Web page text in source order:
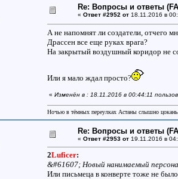
Re: Вопросы и ответы
« Ответ #2952 от18.11.2016 в
А не напомнят ли создатели, отчего
Драссен все еще руках врага?
На закрытый воздушный коридор не
Или я мало ждал просто?
« Изменён в : 18.11.2016 в 00:44:11
Ночью в тёмных переулках Астаны слышно
Re: Вопросы и ответы
« Ответ #2953 от19.11.2016 в
2Luficer:
&#61607; Новый нанимаемый
Или письмеца в конверте тоже не